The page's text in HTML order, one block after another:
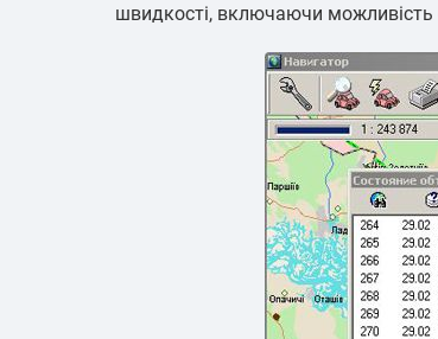
швидкості, включаючи можливість